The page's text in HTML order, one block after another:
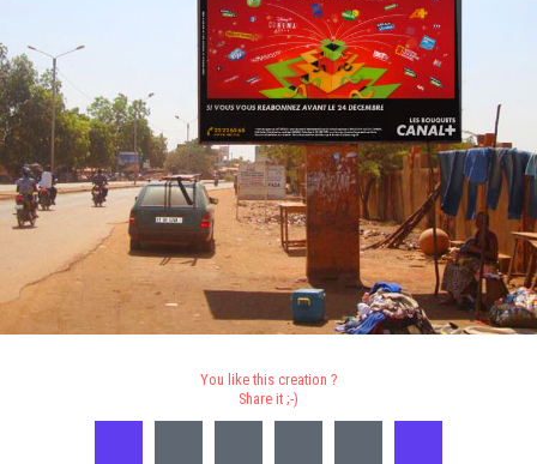
You like this creation ?
Share it ;-)